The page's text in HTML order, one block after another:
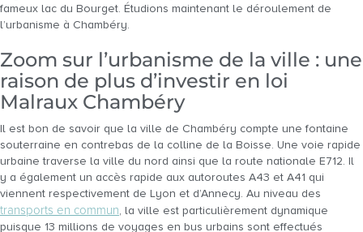
fameux lac du Bourget. Étudions maintenant le déroulement de
l’urbanisme à Chambéry.
Zoom sur l’urbanisme de la ville : une
raison de plus d’investir en loi
Malraux Chambéry
Il est bon de savoir que la ville de Chambéry compte une fontaine
souterraine en contrebas de la colline de la Boisse. Une voie rapide
urbaine traverse la ville du nord ainsi que la route nationale E712. Il
y a également un accès rapide aux autoroutes A43 et A41 qui
viennent respectivement de Lyon et d’Annecy. Au niveau des
transports en commun, la ville est particulièrement dynamique
puisque 13 millions de voyages en bus urbains sont effectués